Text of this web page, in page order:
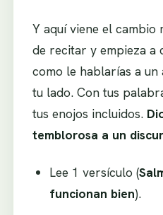
Y aquí viene el cambio
de recitar y empieza a
como le hablarías a un
tu lado. Con tus
tus enojos incluidos.
temblorosa a un
Lee 1 versículo (
funcionan bien).